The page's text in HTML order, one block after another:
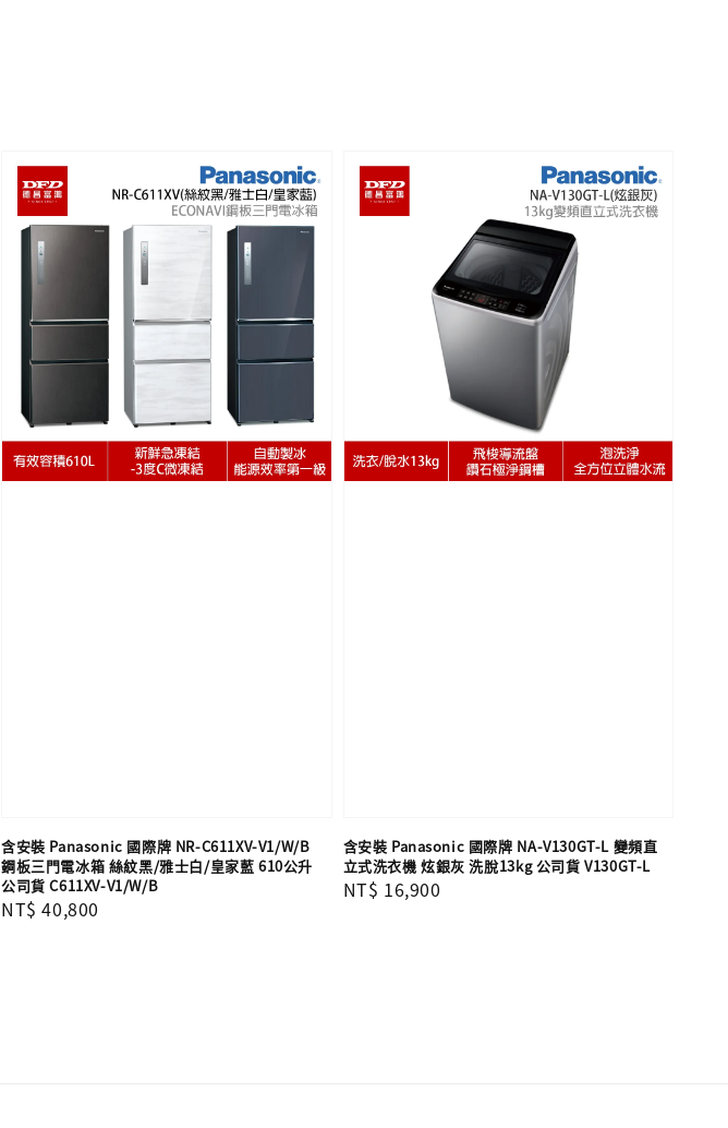
含安裝 Panasonic 國際牌 NR-C611XV-V1/W/B
鋼板三門電冰箱 絲紋黑/雅士白/皇家藍 610公升
公司貨 C611XV-V1/W/B
Regular
NT$ 40,800
含安裝 Panasonic 國際牌 NA-V130GT-L 變頻直
立式洗衣機 炫銀灰 洗脫13kg 公司貨 V130GT-L
Regular
NT$ 16,900